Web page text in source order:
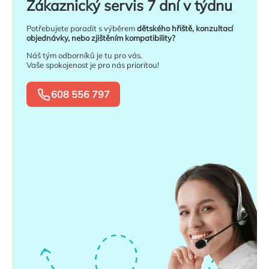
Zákaznický servis 7 dní v týdnu
Potřebujete poradit s výběremdětského hřiště, konzultací
objednávky, nebo zjištěním kompatibility?
Náš tým odborníků je tu pro vás.
Vaše spokojenost je pro nás prioritou!
608 556 797